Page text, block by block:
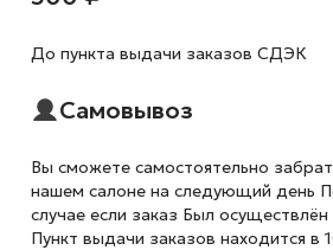
До пункта выдачи заказов СДЭК
Самовывоз
Вы сможете самостоятельно
нашем салоне на следующий день
случае если заказ Был
Пункт выдачи заказов находится в